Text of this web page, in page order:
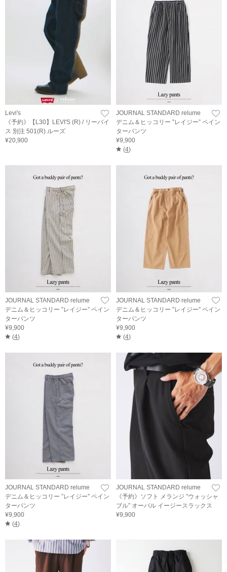
Levi's
《予約》【L30】LEVI'S (R) / リーバイ
ス 別注 501(R) ルーズ
¥20,900
JOURNAL STANDARD relume
デニム＆ヒッコリー ”レイジー” ペイン
ターパンツ
¥9,900
(4)
JOURNAL STANDARD relume
デニム＆ヒッコリー ”レイジー” ペイン
ターパンツ
¥9,900
(4)
JOURNAL STANDARD relume
デニム＆ヒッコリー ”レイジー” ペイン
ターパンツ
¥9,900
(4)
JOURNAL STANDARD relume
デニム＆ヒッコリー ”レイジー” ペイン
ターパンツ
¥9,900
(4)
JOURNAL STANDARD relume
《予約》ソフト メランジ ”ウォッシャ
ブル” オーバル イージースラックス
¥9,900